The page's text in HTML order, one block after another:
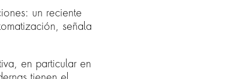
un reciente
señala
en particular en